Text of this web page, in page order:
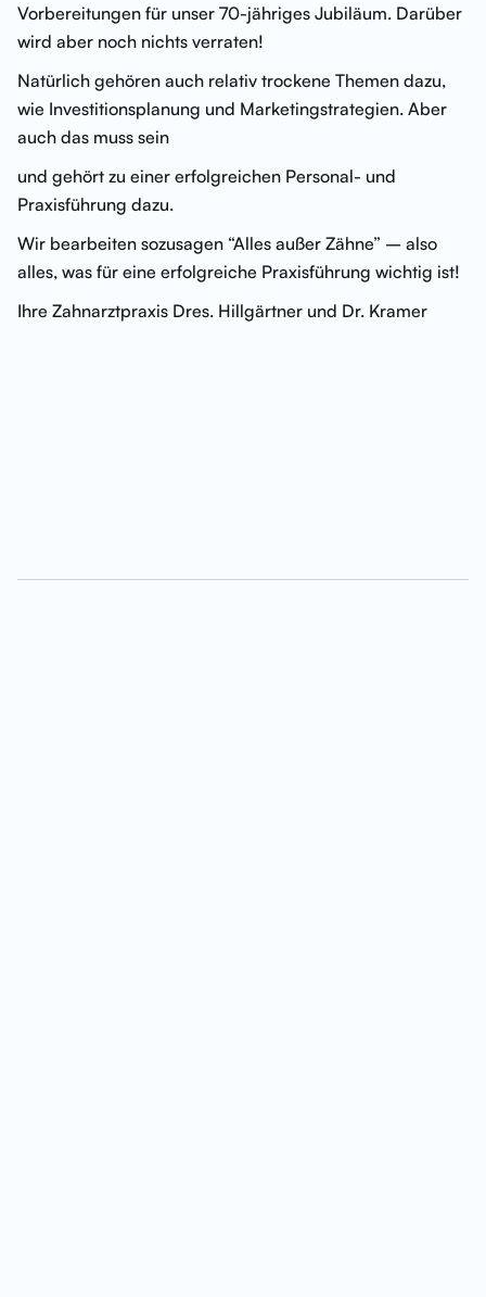
Vorbereitungen für unser 70-jähriges Jubiläum. Darüber
wird aber noch nichts verraten!
Natürlich gehören auch relativ trockene Themen dazu,
wie Investitionsplanung und Marketingstrategien. Aber
auch das muss sein
und gehört zu einer erfolgreichen Personal- und
Praxisführung dazu.
Wir bearbeiten sozusagen “Alles außer Zähne” – also
alles, was für eine erfolgreiche Praxisführung wichtig ist!
Ihre Zahnarztpraxis Dres. Hillgärtner und Dr. Kramer